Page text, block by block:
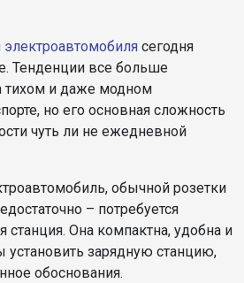
сегодня
Тенденции все больше
тихом и даже модном
но его основная сложность
чуть ли не ежедневной
обычной розетки
– потребуется
станция. Она компактна, удобна и
установить зарядную станцию,
обоснования.